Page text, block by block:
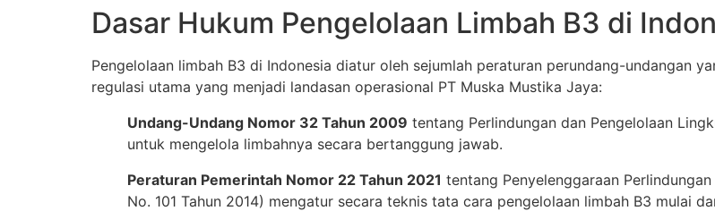
Dasar Hukum Pengelolaan Limbah B3 di
Pengelolaan limbah B3 di Indonesia diatur oleh sejumlah peraturan perundang-undangan
regulasi utama yang menjadi landasan operasional PT Muska Mustika Jaya:
Undang-Undang Nomor 32 Tahun 2009 tentang Perlindungan dan Pengelolaan
untuk mengelola limbahnya secara bertanggung jawab.
Peraturan Pemerintah Nomor 22 Tahun 2021 tentang Penyelenggaraan
No. 101 Tahun 2014) mengatur secara teknis tata cara pengelolaan limbah B3 mulai